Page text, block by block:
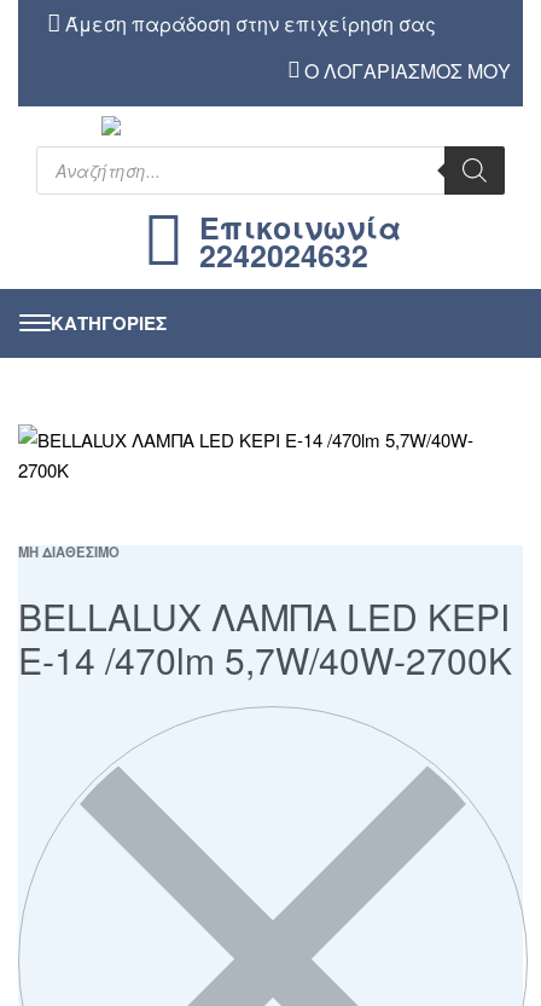
Άμεση παράδοση στην επιχείρηση σας
Ο ΛΟΓΑΡΙΑΣΜΟΣ ΜΟΥ
Επικοινωνία
2242024632
ΜΗ ΔΙΑΘΕΣΙΜΟ
BELLALUX ΛΑΜΠΑ LED ΚΕΡΙ
Ε-14 /470lm 5,7W/40W-2700K